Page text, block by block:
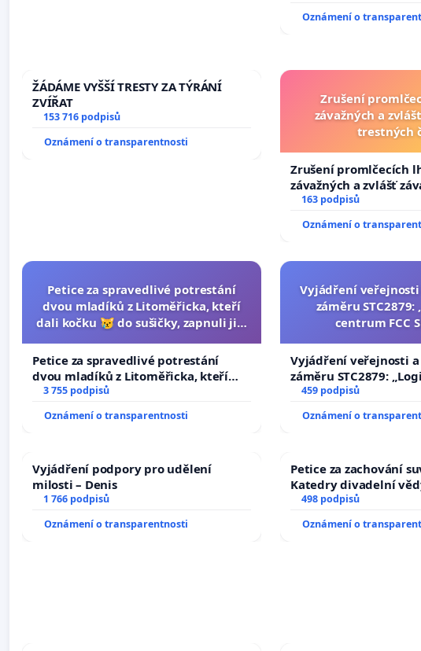
Oznámení o
ŽÁDÁME VYŠŠÍ TRESTY ZA TÝRÁNÍ
ZVÍŘAT
153 716 podpisů
Oznámení o transparentnosti
Zrušení
závažných a
trestných
Zrušení promlčecích
závažných a zvlášť
trestných činů
163 podpisů
Oznámení o
Petice za spravedlivé potrestání
dvou mladíků z Litoměřicka, kteří
dali kočku 😿 do sušičky, zapnuli ji a
Petice za spravedlivé potrestání
dvou mladíků z Litoměřicka, kteří
dali kočku 😿 do sušičky, zapnuli ji a
umírání zvířete natočili.
3 755 podpisů
Oznámení o transparentnosti
Vyjádření
záměru
centrum FCC
Vyjádření veřejnosti
záměru STC2879:
centrum FCC Sluštice“
459 podpisů
Oznámení o
Vyjádření podpory pro udělení
milosti – Denis
1 766 podpisů
Oznámení o transparentnosti
Petice za zachování
Katedry divadelní
498 podpisů
Oznámení o